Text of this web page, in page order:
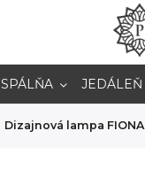
SPÁLŇA JEDÁLEŇ
Dizajnová lampa FIONA